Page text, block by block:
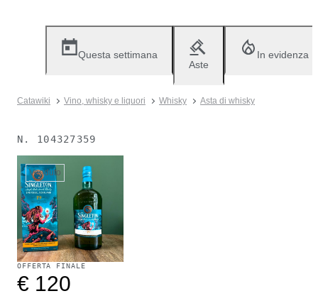
Questa settimana
Aste
In evidenza
Catawiki Vino, whisky e liquori Whisky Asta di whisky
N. 104327359
Venduto
OFFERTA FINALE
€ 120